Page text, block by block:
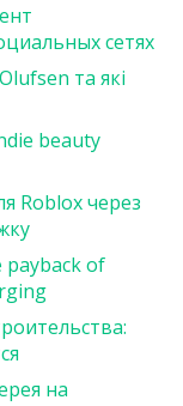
сетях
та які
beauty
Roblox через
payback of
на